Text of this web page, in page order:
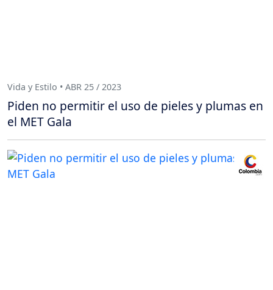
Vida y Estilo • ABR 25 / 2023
Piden no permitir el uso de pieles y plumas en
el MET Gala